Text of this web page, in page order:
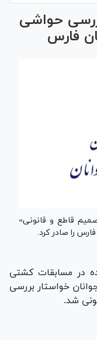
حواشی
فارس
قاطع و قانونی»
را صادر کرد.
در مسابقات کشتی
خواستار بررسی
شد.